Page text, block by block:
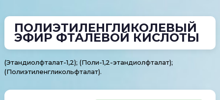
ПОЛИЭТИЛЕНГЛИКОЛЕВЫЙ
ЭФИР ФТАЛЕВОЙ КИСЛОТЫ
(Этандиолфталат-1,2); (Поли-1,2-этандиолфталат);
(Полиэтиленгликольфталат).